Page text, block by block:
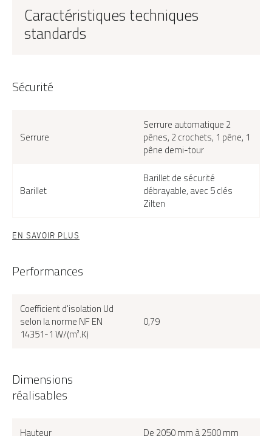
K7-SNOOKER-2, vue extérieure couleur gris 7004 satiné
Caractéristiques techniques
standards
Sécurité
Serrure
Serrure automatique 2
pênes, 2 crochets, 1 pêne, 1
pêne demi-tour
Barillet
Barillet de sécurité
débrayable, avec 5 clés
Zilten
EN SAVOIR PLUS
Performances
Coefficient d'isolation Ud
selon la norme NF EN
14351-1 W/(m².K)
0,79
Dimensions
réalisables